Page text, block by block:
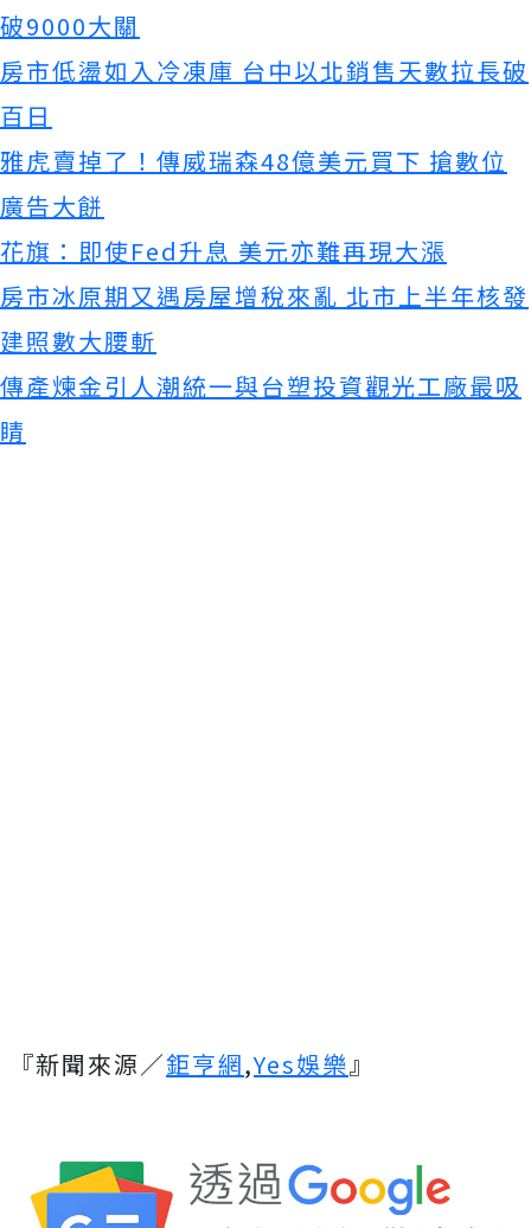
破9000大關
房市低盪如入冷凍庫 台中以北銷售天數拉長破
百日
雅虎賣掉了！傳威瑞森48億美元買下 搶數位
廣告大餅
花旗：即使Fed升息 美元亦難再現大漲
房市冰原期又遇房屋增稅來亂 北市上半年核發
建照數大腰斬
傳產煉金引人潮統一與台塑投資觀光工廠最吸
睛
『新聞來源／鉅亨網,Yes娛樂』